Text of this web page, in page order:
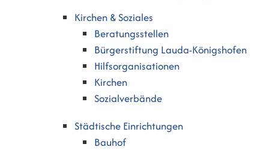
Kirchen & Soziales
Beratungsstellen
Bürgerstiftung Lauda-Königshofen
Hilfsorganisationen
Kirchen
Sozialverbände
Städtische Einrichtungen
Bauhof